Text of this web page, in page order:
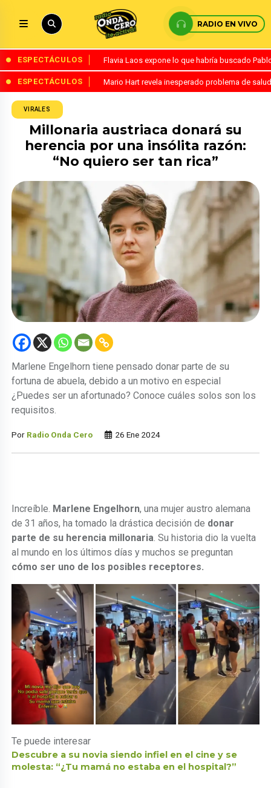
RADIO EN VIVO
ESPECTÁCULOS Flavia Laos expone lo que habría buscado
ESPECTÁCULOS Mario Hart revela inesperado problema de
VIRALES
Millonaria austriaca donará su
herencia por una insólita razón:
“No quiero ser tan rica”
Marlene Engelhorn tiene pensado donar parte de su
fortuna de abuela, debido a un motivo en especial
¿Puedes ser un afortunado? Conoce cuáles solos son los
requisitos.
Por Radio Onda Cero 26 Ene 2024
Increíble. Marlene Engelhorn, una mujer austro alemana
de 31 años, ha tomado la drástica decisión de donar
parte de su herencia millonaria . Su historia dio la vuelta
al mundo en los últimos días y muchos se preguntan
cómo ser uno de los posibles receptores.
Te puede interesar
Descubre a su novia siendo infiel en el cine y se
molesta: “¿Tu mamá no estaba en el hospital?”